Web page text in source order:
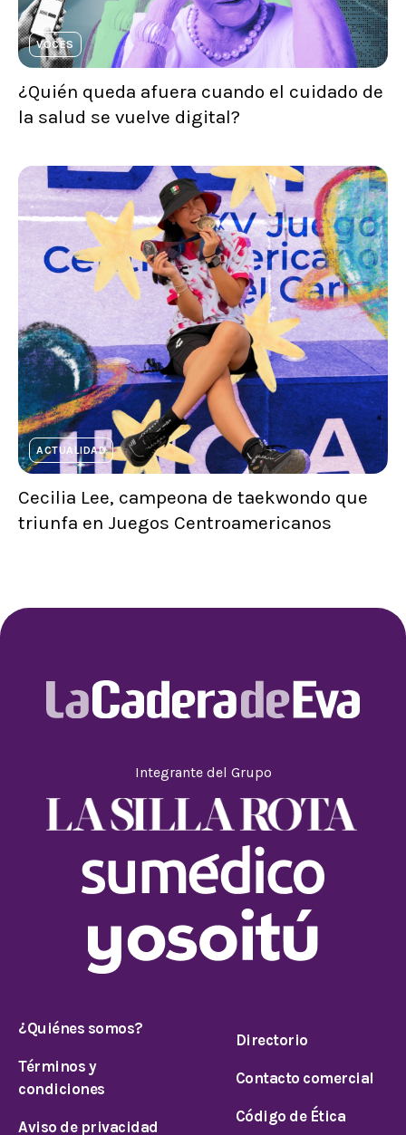
VOCES
¿Quién queda afuera cuando el cuidado de
la salud se vuelve digital?
ACTUALIDAD
Cecilia Lee, campeona de taekwondo que
triunfa en Juegos Centroamericanos
Integrante del Grupo
¿Quiénes somos?
Términos y
condiciones
Aviso de privacidad
Directorio
Contacto comercial
Código de Ética